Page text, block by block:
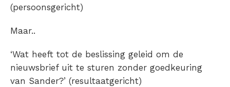
(persoonsgericht)
Maar..
‘Wat heeft tot de beslissing geleid om de
nieuwsbrief uit te sturen zonder goedkeuring
van Sander?’ (resultaatgericht)